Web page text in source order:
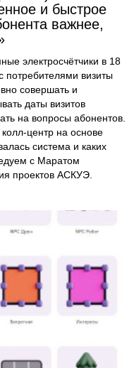
и быстрое
важнее,
электросчётчики в 18
потребителями визиты
совершать и
даты визитов
на вопросы абонентов.
центр на основе
система и каких
с Маратом
проектов АСКУЭ.